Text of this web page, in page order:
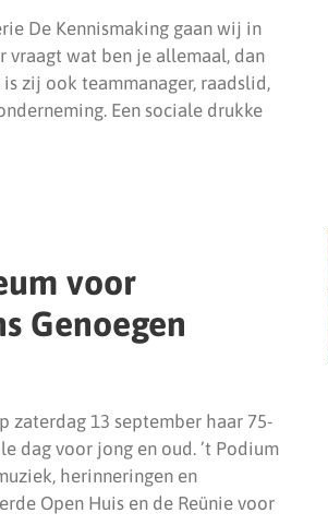
De Kennismaking gaan wij in
vraagt wat ben je allemaal, dan
zij ook teammanager, raadslid,
Een sociale drukke
voor
Genoegen
zaterdag 13 september haar 75-
dag voor jong en oud. ’t Podium
herinneringen en
Open Huis en de Reünie voor